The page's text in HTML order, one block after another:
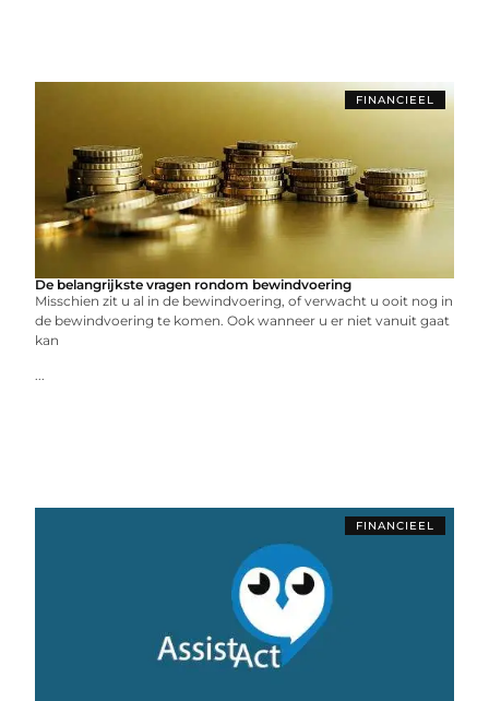
FINANCIEEL
De belangrijkste vragen rondom bewindvoering
Misschien zit u al in de bewindvoering, of verwacht u ooit nog in
de bewindvoering te komen. Ook wanneer u er niet vanuit gaat
kan
...
FINANCIEEL